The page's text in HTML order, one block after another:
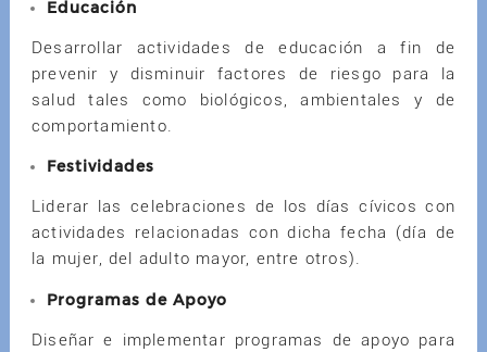
Educación
Desarrollar actividades de educación a fin de
prevenir y disminuir factores de riesgo para la
salud tales como biológicos, ambientales y de
comportamiento.
Festividades
Liderar las celebraciones de los días cívicos con
actividades relacionadas con dicha fecha (día de
la mujer, del adulto mayor, entre otros).
Programas de Apoyo
Diseñar e implementar programas de apoyo para